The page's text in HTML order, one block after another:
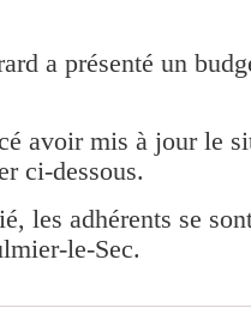
a présenté un
avoir mis à jour le
ci-dessous.
les adhérents se
le-Sec.